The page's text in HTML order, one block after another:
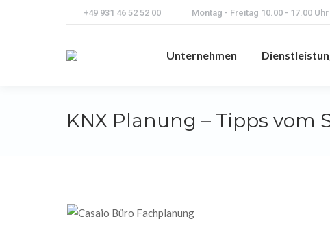
+49 931 46 52 52 00 Montag - Freitag 10.00 - 17.00 Uhr
Unternehmen
KNX Planung – Tipps vom